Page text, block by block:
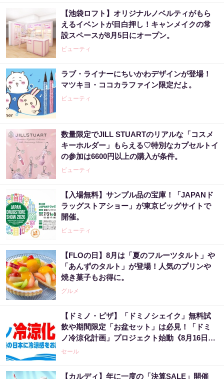
【池袋ロフト】オリジナルノベルティがもら
えるイベントが目白押し！キャンメイクの常
設スペースが8月5日にオープン。
ビューティ
ラブ・ライナーにちいかわデザインが登場！
マツキヨ・ココカラファイン限定だよ。
ビューティ
数量限定でJILL STUARTのリアルな「コスメ
キーホルダー」もらえる♡特別なカプセルトイ
の参加は6600円以上の購入が条件。
ビューティ
【入場無料】サンプル品の宝庫！「JAPANド
ラッグストアショー」が東京ビッグサイトで
開催。
ビューティ
【FLOの日】8月は「夏のフルーツタルト」や
「あんずのタルト」が登場！人気のプリンや
焼き菓子もお得に。
グルメ
【ドミノ・ピザ】「ドミノシェイク」無料試
飲や期間限定「お盆セット」は必見！「ドミ
ノ冷涼化計画」プロジェクト始動《8月16日ま
で》
セール
【カルディ】年に一度の「決算SALE」開催